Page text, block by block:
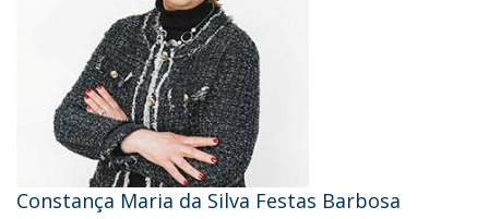
Constança Maria da Silva Festas Barbosa